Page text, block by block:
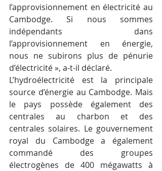
l’approvisionnement en électricité au
Cambodge. Si nous sommes
indépendants dans
l’approvisionnement en énergie,
nous ne subirons plus de pénurie
d’électricité », a-t-il déclaré.
L’hydroélectricité est la principale
source d’énergie au Cambodge. Mais
le pays possède également des
centrales au charbon et des
centrales solaires. Le gouvernement
royal du Cambodge a également
commandé des groupes
électrogènes de 400 mégawatts à